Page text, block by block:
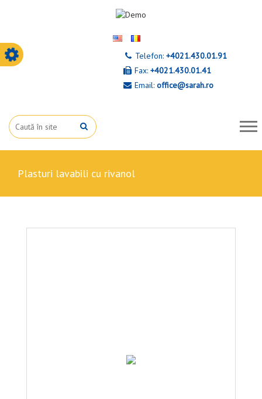
Telefon: +4021.430.01.91
Fax: +4021.430.01.41
Email: office@sarah.ro
plasturi lavabili cu rivanol